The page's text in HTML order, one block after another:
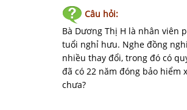
Câu hỏi:
Bà Dương Thị H là nhân viên
tuổi nghỉ hưu. Nghe đồng
nhiều thay đổi, trong đó có
đã có 22 năm đóng bảo
chưa?